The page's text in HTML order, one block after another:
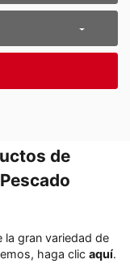
de
la gran variedad de
haga clic aquí․